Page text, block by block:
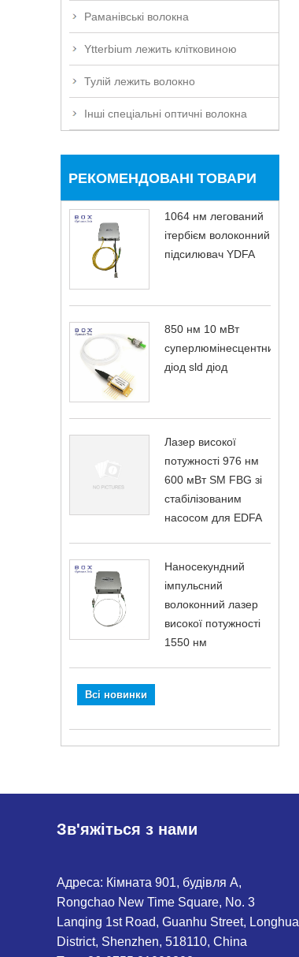
Раманівські волокна
Ytterbium лежить клітковиною
Тулій лежить волокно
Інші спеціальні оптичні волокна
РЕКОМЕНДОВАНІ ТОВАРИ
1064 нм легований
ітербієм волоконний
підсилювач YDFA
850 нм 10 мВт
суперлюмінесцентний
діод sld діод
Лазер високої
потужності 976 нм
600 мВт SM FBG зі
стабілізованим
насосом для EDFA
Наносекундний
імпульсний
волоконний лазер
високої потужності
1550 нм
Всі новинки
Зв'яжіться з нами
Адреса: Кімната 901, будівля A,
Rongchao New Time Square, No. 3
Lanqing 1st Road, Guanhu Street, Longhua
District, Shenzhen, 518110, China